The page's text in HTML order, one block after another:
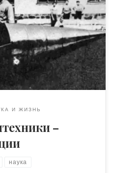
17 декабря 1903
Райт, составляла 37
секунд. Но этот
эру в истории
он на удивление
него развитие авиации
[…]
И ЖИЗНЬ
–
наука